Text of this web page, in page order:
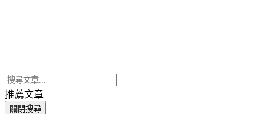
推薦文章
關閉搜尋